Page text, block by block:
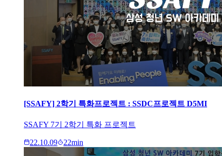
[SSAFY] 2학기 특화프로젝트 : SSDC프로젝트 D5MI
SSAFY 7기 2학기 특화 프로젝트
22.10.09 22min